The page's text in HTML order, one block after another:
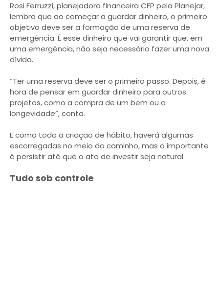
Rosi Ferruzzi, planejadora financeira CFP pela Planejar,
lembra que ao começar a guardar dinheiro, o primeiro
objetivo deve ser a formação de uma reserva de
emergência. É esse dinheiro que vai garantir que, em
uma emergência, não seja necessário fazer uma nova
dívida.
“Ter uma reserva deve ser o primeiro passo. Depois, é
hora de pensar em guardar dinheiro para outros
projetos, como a compra de um bem ou a
longevidade”, conta.
E como toda a criação de hábito, haverá algumas
escorregadas no meio do caminho, mas o importante
é persistir até que o ato de investir seja natural.
Tudo sob controle